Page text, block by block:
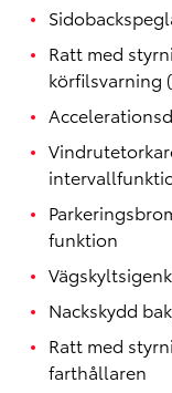
Ratt med
körfilsvarning
funktion
Nackskydd
Ratt med
farthållaren